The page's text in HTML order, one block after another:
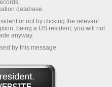
database.
or not by clicking the relevant
being a US resident, you will not
anyway.
by this message.